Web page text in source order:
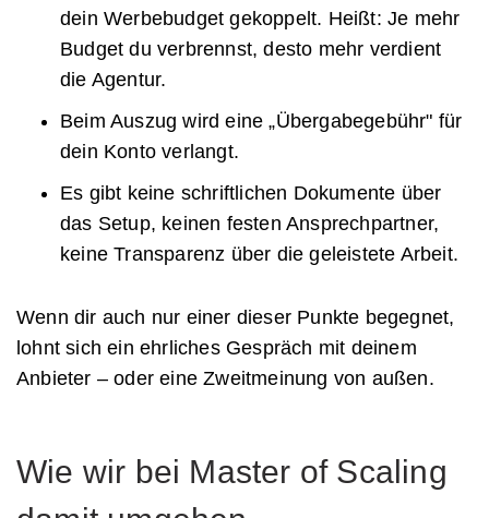
dein Werbebudget gekoppelt. Heißt: Je mehr
Budget du verbrennst, desto mehr verdient
die Agentur.
Beim Auszug wird eine „Übergabegebühr" für
dein Konto verlangt.
Es gibt keine schriftlichen Dokumente über
das Setup, keinen festen Ansprechpartner,
keine Transparenz über die geleistete Arbeit.
Wenn dir auch nur einer dieser Punkte begegnet,
lohnt sich ein ehrliches Gespräch mit deinem
Anbieter – oder eine Zweitmeinung von außen.
Wie wir bei Master of Scaling